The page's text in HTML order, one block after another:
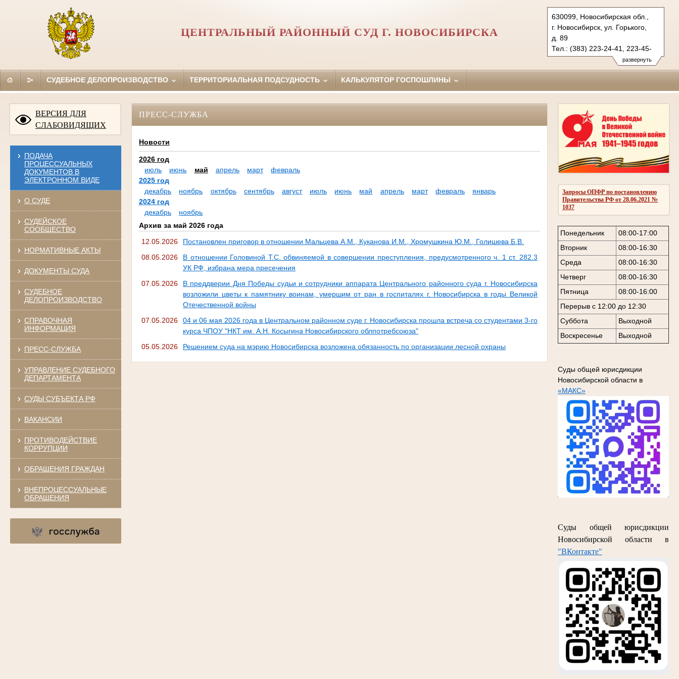
развернуть
630099, Новосибирская обл.,
г. Новосибирск, ул. Горького,
д. 89
Тел.: (383) 223-24-41, 223-45-
03, 218-00-21
centralny.nsk@sudrf.ru
ЦЕНТРАЛЬНЫЙ РАЙОННЫЙ СУД Г. НОВОСИБИРСКА
СУДЕБНОЕ ДЕЛОПРОИЗВОДСТВО ТЕРРИТОРИАЛЬНАЯ ПОДСУДНОСТЬ КАЛЬКУЛЯТОР ГОСПОШЛИНЫ
ВЕРСИЯ ДЛЯ
СЛАБОВИДЯЩИХ
ПОДАЧА
ПРОЦЕССУАЛЬНЫХ
ДОКУМЕНТОВ В
ЭЛЕКТРОННОМ ВИДЕ
О СУДЕ
СУДЕЙСКОЕ
СООБЩЕСТВО
НОРМАТИВНЫЕ АКТЫ
ДОКУМЕНТЫ СУДА
СУДЕБНОЕ
ДЕЛОПРОИЗВОДСТВО
СПРАВОЧНАЯ
ИНФОРМАЦИЯ
ПРЕСС-СЛУЖБА
УПРАВЛЕНИЕ СУДЕБНОГО
ДЕПАРТАМЕНТА
СУДЫ СУБЪЕКТА РФ
ВАКАНСИИ
ПРОТИВОДЕЙСТВИЕ
КОРРУПЦИИ
ОБРАЩЕНИЯ ГРАЖДАН
ВНЕПРОЦЕССУАЛЬНЫЕ
ОБРАЩЕНИЯ
Запросы ОПФР по постановлению
Правительства РФ от 28.06.2021 №
1037
Понедельник
08:00-17:00
Вторник
08:00-16:30
Среда
08:00-16:30
Четверг
08:00-16:30
Пятница
08:00-16:00
Перерыв с 12:00 до 12:30
Суббота
Выходной
Воскресенье
Выходной
Суды общей юрисдикции
Новосибирской области в
«МАКС»
Суды общей юрисдикции
Новосибирской области в
"ВКонтакте"
ПРЕСС-СЛУЖБА
Новости
2026 год
июль
июнь май апрель март
февраль
2025 год
декабрь
ноябрь октябрь сентябрь август июль июнь май апрель март февраль
январь
2024 год
декабрь
ноябрь
Архив за май 2026 года
12.05.2026
Постановлен приговор в отношении Мальцева А.М., Куканова И.М., Хромушкина Ю.М., Голишева Б.В.
08.05.2026
В отношении Головиной Т.С. обвиняемой в совершении преступления, предусмотренного ч. 1 ст. 282.3
УК РФ, избрана мера пресечения
07.05.2026
В преддверии Дня Победы судьи и сотрудники аппарата Центрального районного суда г. Новосибирска
возложили цветы к памятнику воинам, умершим от ран в госпиталях г. Новосибирска в годы Великой
Отечественной войны
07.05.2026
04 и 06 мая 2026 года в Центральном районном суде г. Новосибирска прошла встреча со студентами 3-го
курса ЧПОУ "НКТ им. А.Н. Косыгина Новосибирского облпотребсоюза"
05.05.2026
Решением суда на мэрию Новосибирска возложена обязанность по организации лесной охраны